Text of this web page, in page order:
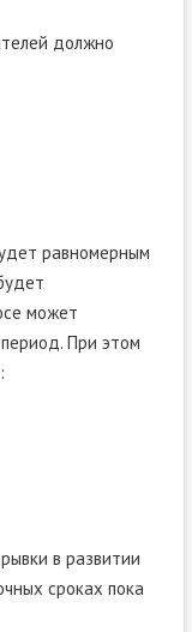
должно
равномерным
может
При этом
в развитии
сроках пока